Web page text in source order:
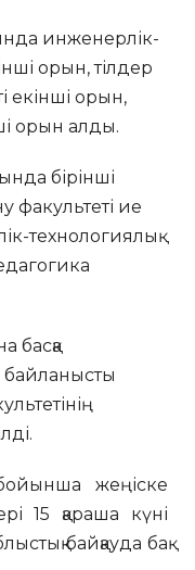
инженерлік-
орын, тілдер
екінші орын,
орын алды.
бірінші
факультеті ие
технологиялық
басқа
байланысты
жеңіске
15 қараша күні
байқауда бақ